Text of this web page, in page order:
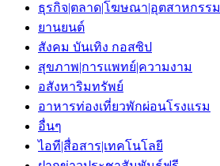
ธุรกิจ|ตลาด|โฆษณา|อุตสาหกรรม
ยานยนต์
สังคม บันเทิง กอสซิป
สุขภาพ|การแพทย์|ความงาม
อสังหาริมทรัพย์
อาหารท่องเที่ยวพักผ่อนโรงแรม
อื่นๆ
ไอที|สื่อสาร|เทคโนโลยี